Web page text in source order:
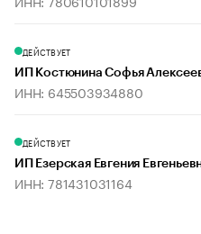
ДЕЙСТВУЕТ
ИП Костюнина Софья
ИНН: 645503934880
ДЕЙСТВУЕТ
ИП Езерская Евгения
ИНН: 781431031164